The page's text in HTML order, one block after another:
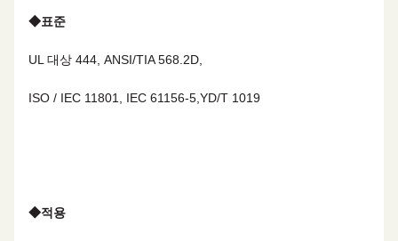
◆표준
UL 대상 444, ANSI/TIA 568.2D,
ISO / IEC 11801, IEC 61156-5,YD/T 1019
◆적용